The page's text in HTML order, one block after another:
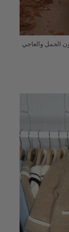
الجمل والعاجي